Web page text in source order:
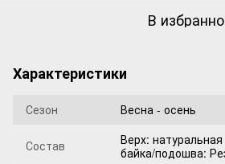
В
Характеристики
Сезон Весна - осень
Состав
Верх:
байка/подошва: